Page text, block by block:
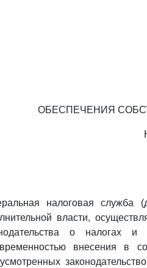
ОБЕСПЕЧЕНИЯ
налоговая
власти,
о налогах
внесения в